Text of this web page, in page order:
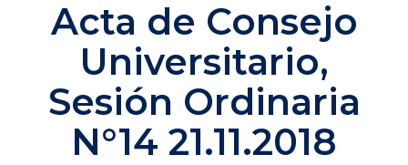
Acta de Consejo
Universitario,
Sesión Ordinaria
N°14 21.11.2018